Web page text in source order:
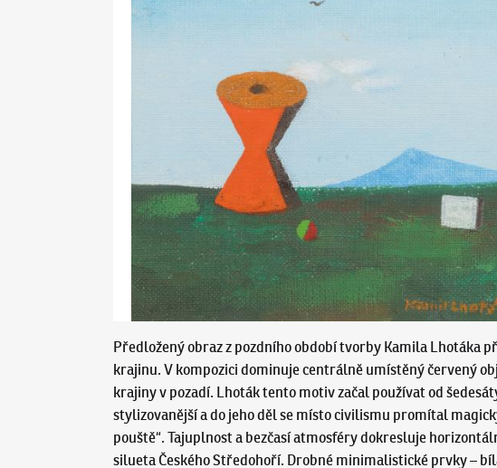
Předložený obraz z pozdního období tvorby Kamila Lhotáka
krajinu. V kompozici dominuje centrálně umístěný červený
krajiny v pozadí. Lhoták tento motiv začal používat od
stylizovanější a do jeho děl se místo civilismu promítal
pouště“. Tajuplnost a bezčasí atmosféry dokresluje
silueta Českého Středohoří. Drobné minimalistické prvky –